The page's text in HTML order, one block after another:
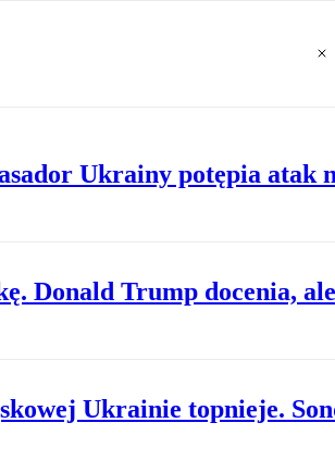
Ukrainy potępia atak
Donald Trump docenia,
Ukrainie topnieje.